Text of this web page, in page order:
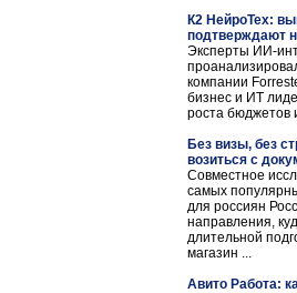
К2 НейроТех:
подтверждают
Эксперты ИИ-
компании
бизнес и ИТ
роста бюджетов
Без визы, без
возиться с
Совместное
самых
для россиян
направления,
длительной
магазин ...
Авито Работа: